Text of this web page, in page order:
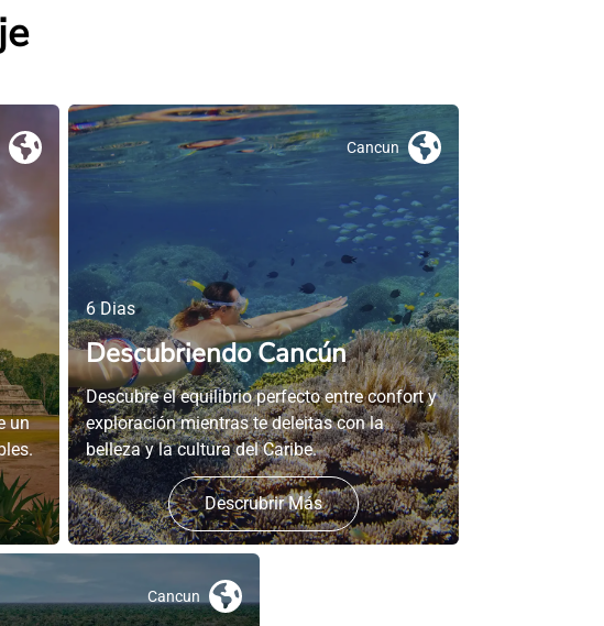
un
Cancun
6 Dias
Descubriendo Cancún
Descubre el equilibrio perfecto entre confort y
exploración mientras te deleitas con la
belleza y la cultura del Caribe.
Descrubrir Más
Cancun